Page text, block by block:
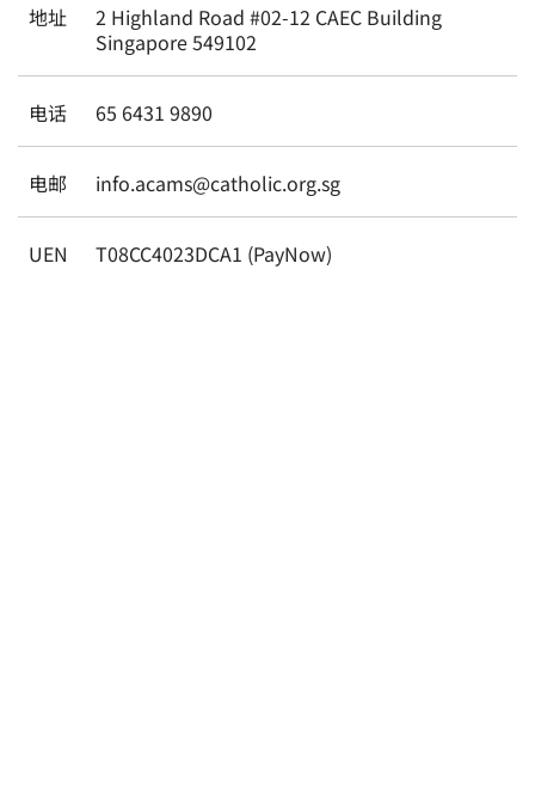
地址
2 Highland Road #02-12 CAEC Building
Singapore 549102
电话 65 6431 9890
电邮 info.acams@catholic.org.sg
UEN T08CC4023DCA1 (PayNow)